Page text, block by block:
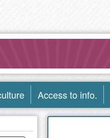
Access to info.